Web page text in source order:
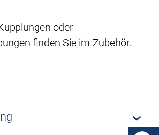
oder
finden Sie im Zubehör.